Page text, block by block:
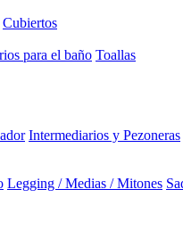
Cubiertos
para el baño Toallas
Intermediarios y Pezoneras
Legging / Medias / Mitones